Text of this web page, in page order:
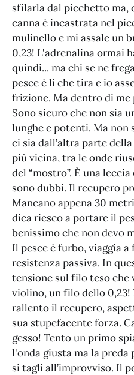
sfilarla dal picchetto ma,
canna è incastrata nel
mulinello e mi assale un
0,23! L'adrenalina ormai
quindi... ma chi se ne
pesce è lì che tira e io
frizione. Ma dentro di me
Sono sicuro che non sia
lunghe e potenti. Ma non
ci sia dall’altra parte
più vicina, tra le onde
del “mostro”. È una
sono dubbi. Il recupero
Mancano appena 30
dica riesco a portare il
benissimo che non devo
Il pesce è furbo, viaggia
resistenza passiva. In
tensione sul filo teso che
violino, un filo dello 0,23!
rallento il recupero,
sua stupefacente forza.
gesso! Tento un primo
l'onda giusta ma la preda
si tagli all’improvviso. Il